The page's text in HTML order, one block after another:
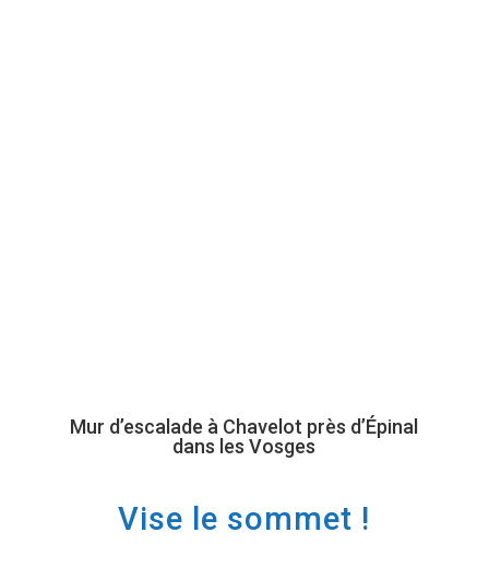
Mur d’escalade à Chavelot près d’Épinal
dans les Vosges
Vise le sommet !